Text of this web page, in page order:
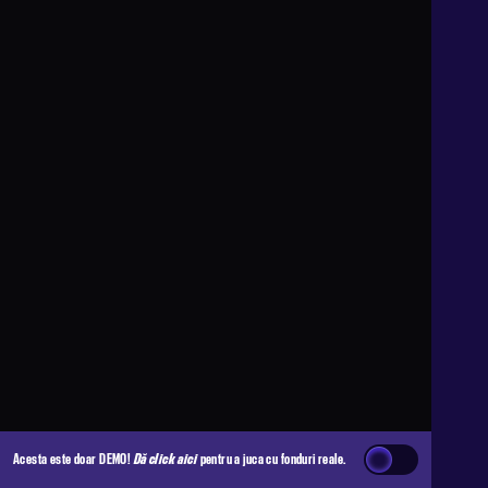
Acesta este doar DEMO!Dă click aicipentru a juca cu fonduri reale.